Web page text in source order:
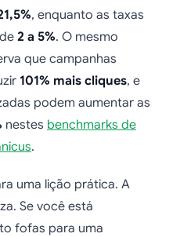
, enquanto as taxas
2 a 5%. O mesmo
que campanhas
101% mais cliques, e
podem aumentar as
nestes benchmarks de
.
uma lição prática. A
Se você está
fofas para uma